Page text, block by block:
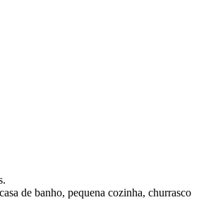
de banho, pequena cozinha, churrasco